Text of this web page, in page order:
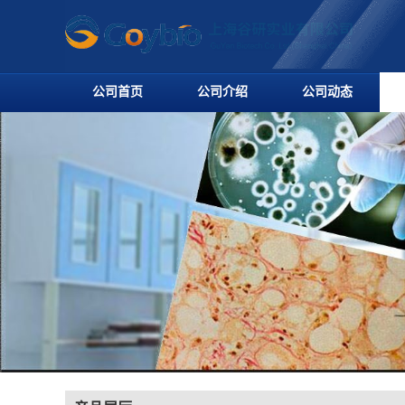
公司首页 公司介绍 公司动态